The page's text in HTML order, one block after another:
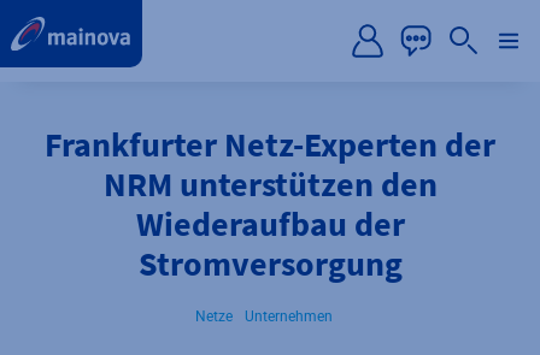
Frankfurter Netz-Experten der
NRM unterstützen den
Wiederaufbau der
Stromversorgung
Netze Unternehmen